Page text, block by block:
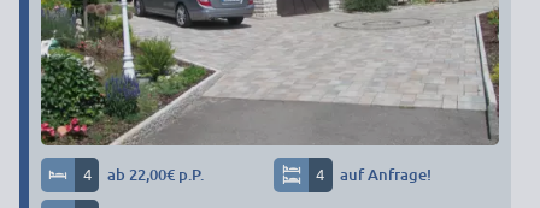
4 ab 22,00€ p.P. 4 auf Anfrage!